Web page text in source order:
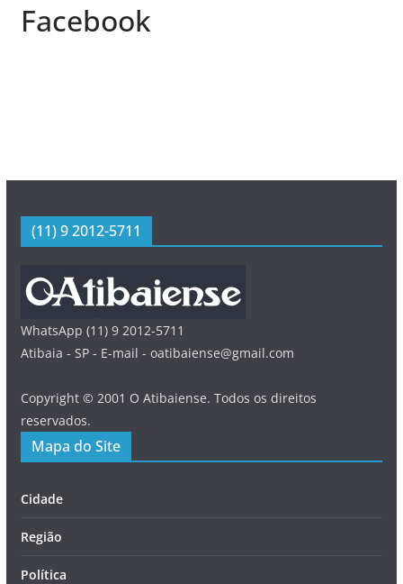
Facebook
(11) 9 2012-5711
WhatsApp (11) 9 2012-5711
Atibaia - SP - E-mail - oatibaiense@gmail.com
Copyright © 2001 O Atibaiense. Todos os direitos
reservados.
Mapa do Site
Cidade
Região
Política